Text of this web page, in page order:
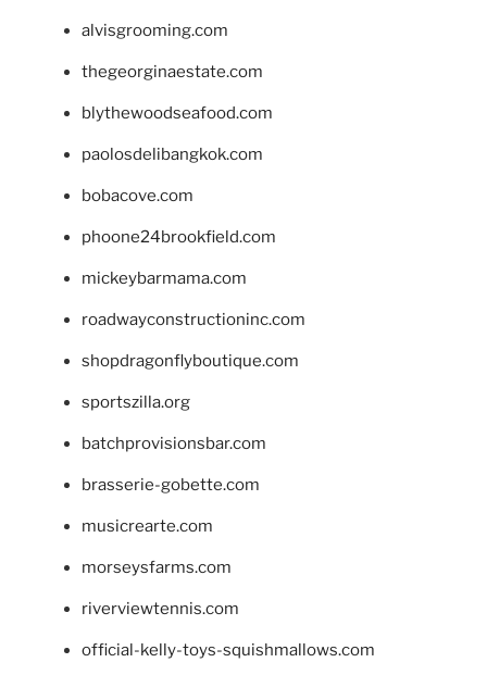
alvisgrooming.com
thegeorginaestate.com
blythewoodseafood.com
paolosdelibangkok.com
bobacove.com
phoone24brookfield.com
mickeybarmama.com
roadwayconstructioninc.com
shopdragonflyboutique.com
sportszilla.org
batchprovisionsbar.com
brasserie-gobette.com
musicrearte.com
morseysfarms.com
riverviewtennis.com
official-kelly-toys-squishmallows.com